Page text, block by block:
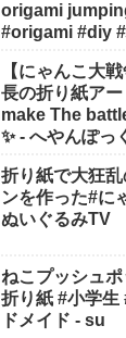
origami
#origami #diy
【にゃんこ大
長の折り紙ア
make The
✨️ - へやんぽっ
character
折り紙で大狂
ンを作った#に
ぬいぐるみTV
ねこプッシュ
折り紙 #小学生
ドメイド - su